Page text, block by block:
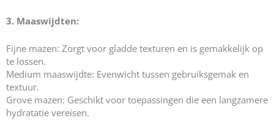
3. Maaswijdten:
Fijne mazen: Zorgt voor gladde texturen en is gemakkelijk op
te lossen.
Medium maaswijdte: Evenwicht tussen gebruiksgemak en
textuur.
Grove mazen: Geschikt voor toepassingen die een langzamere
hydratatie vereisen.